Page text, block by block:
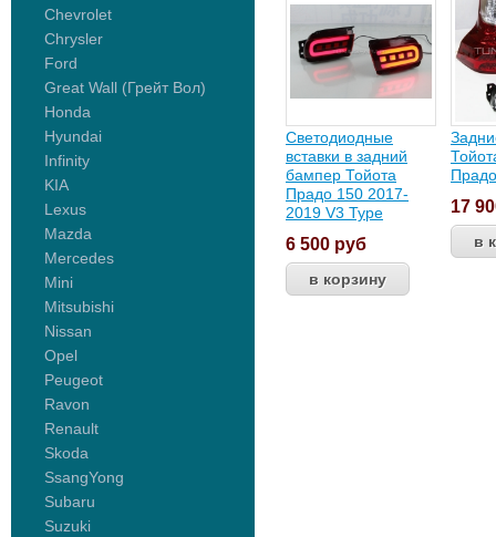
Chevrolet
Chrysler
Ford
Great Wall (Грейт Вол)
Honda
Hyundai
Infinity
KIA
Lexus
Mazda
Mercedes
Mini
Mitsubishi
Nissan
Opel
Peugeot
Ravon
Renault
Skoda
SsangYong
Subaru
Suzuki
Светодиодные
вставки в задний
бампер Тойота
Прадо 150 2017-
2019 V3 Type
6 500 руб
17